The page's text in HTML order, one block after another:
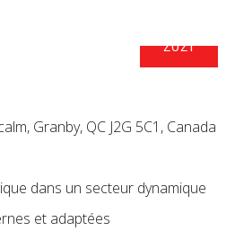
2021
Granby, QC J2G 5C1, Canada
dans un secteur dynamique
et adaptées